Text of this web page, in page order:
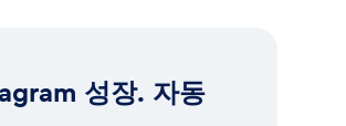
성장. 자동